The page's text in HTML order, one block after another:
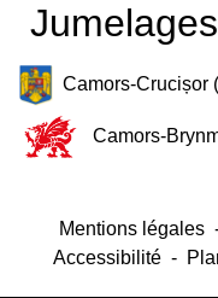
Jumelages
Camors-Crucișor
Camors-
Mentions légales
Accessibilité -